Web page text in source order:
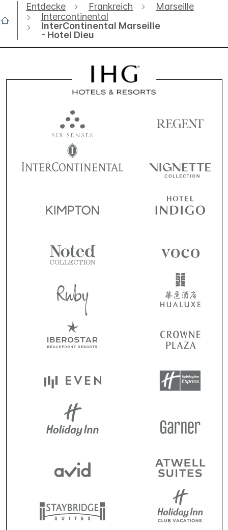
Entdecke Frankreich
Marseille
Intercontinental
InterContinental Marseille
- Hotel Dieu